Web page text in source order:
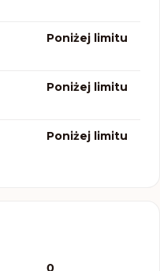
Poniżej limitu
Poniżej limitu
Poniżej limitu
0